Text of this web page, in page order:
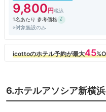
9,800
1名あたり 参考価格
※対象施設のみ
6.ホテルアソシア新横浜